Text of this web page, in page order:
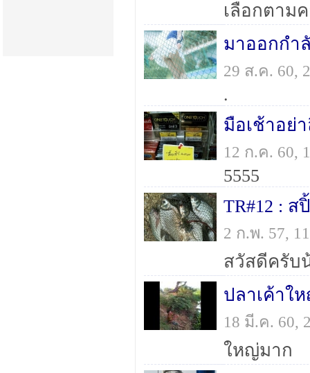
เลือกตาม
มาออกกำ
29 ส.ค. 60,
.
มือเช้าอย่
12 ก.ค. 60,
5555
TR#12 : ส
2 ก.พ. 57,
ปลาเค้าใ
18 มี.ค. 60,
ใหญ่มาก